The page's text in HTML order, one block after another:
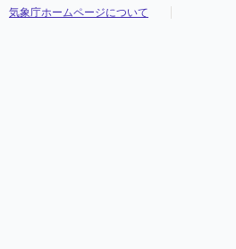
気象庁ホームページについて